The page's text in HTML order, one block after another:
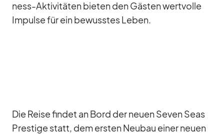
ness-Ak­ti­vi­tä­ten bie­ten den Gäs­ten wert­volle
Im­pulse für ein be­wuss­tes Le­ben.
Die Reise fin­det an Bord der neuen Se­ven Seas
Pres­tige statt, dem ers­ten Neu­bau ei­ner neuen